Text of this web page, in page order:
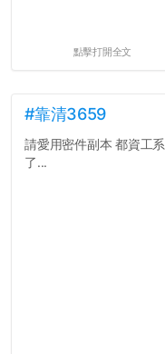
點擊打開全文
#靠清3659
請愛用密件副本 都資工系
了...